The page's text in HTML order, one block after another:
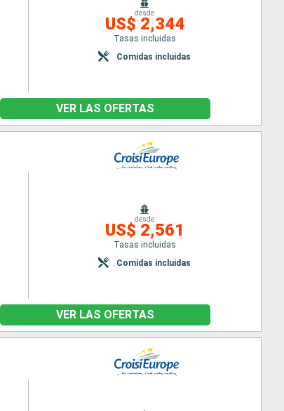
desde
US$ 2,344
Tasas incluidas
Comidas incluidas
VER LAS OFERTAS
desde
US$ 2,561
Tasas incluidas
Comidas incluidas
VER LAS OFERTAS